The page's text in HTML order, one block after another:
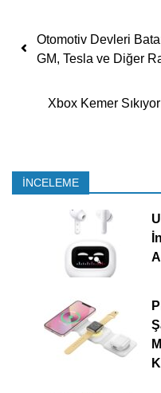
Yazı
Otomotiv Devleri
GM, Tesla ve Diğer
Xbox Kemer
İNCELEME